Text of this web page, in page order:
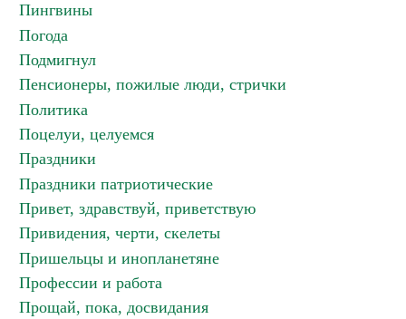
Пингвины
Погода
Подмигнул
Пенсионеры, пожилые люди, стрички
Политика
Поцелуи, целуемся
Праздники
Праздники патриотические
Привет, здравствуй, приветствую
Привидения, черти, скелеты
Пришельцы и инопланетяне
Профессии и работа
Прощай, пока, досвидания